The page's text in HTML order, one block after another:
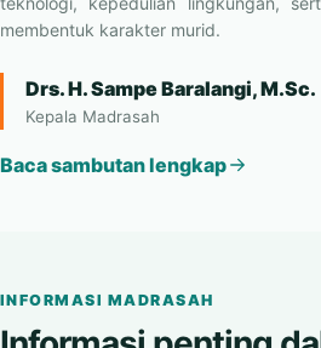
membentuk karakter murid.
Drs. H. Sampe Baralangi, M.Sc.
Kepala Madrasah
Baca sambutan lengkap
INFORMASI MADRASAH